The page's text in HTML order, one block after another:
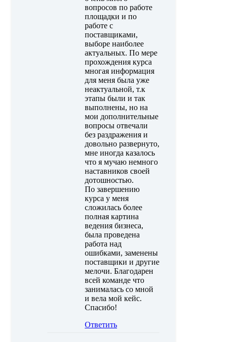
вопросов по работе
площадки и по
работе с
поставщиками,
выборе наиболее
актуальных. По мере
прохождения курса
многая информация
для меня была уже
неактуальной, т.к
этапы были и так
выполнены, но на
мои дополнительные
вопросы отвечали
без раздражения и
довольно развернуто,
мне иногда казалось
что я мучаю немного
наставников своей
дотошностью.
По завершению
курса у меня
сложилась более
полная картина
ведения бизнеса,
была проведена
работа над
ошибками, заменены
поставщики и другие
мелочи. Благодарен
всей команде что
занималась со мной
и вела мой кейс.
Спасибо!
Ответить